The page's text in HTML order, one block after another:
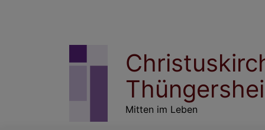
Mitten im Leben